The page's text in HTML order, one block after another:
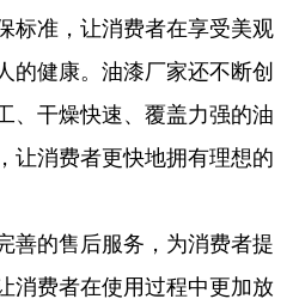
标准，让消费者在享受美观
的健康。油漆厂家还不断创
、干燥快速、覆盖力强的油
让消费者更快地拥有理想的
善的售后服务，为消费者提
消费者在使用过程中更加放